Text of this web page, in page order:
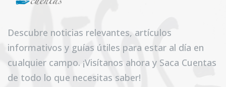
Descubre noticias relevantes, artículos
informativos y guías útiles para estar al día en
cualquier campo. ¡Visítanos ahora y Saca Cuentas
de todo lo que necesitas saber!